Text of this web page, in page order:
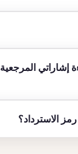
إشاراتي المرجعية
الاسترداد؟